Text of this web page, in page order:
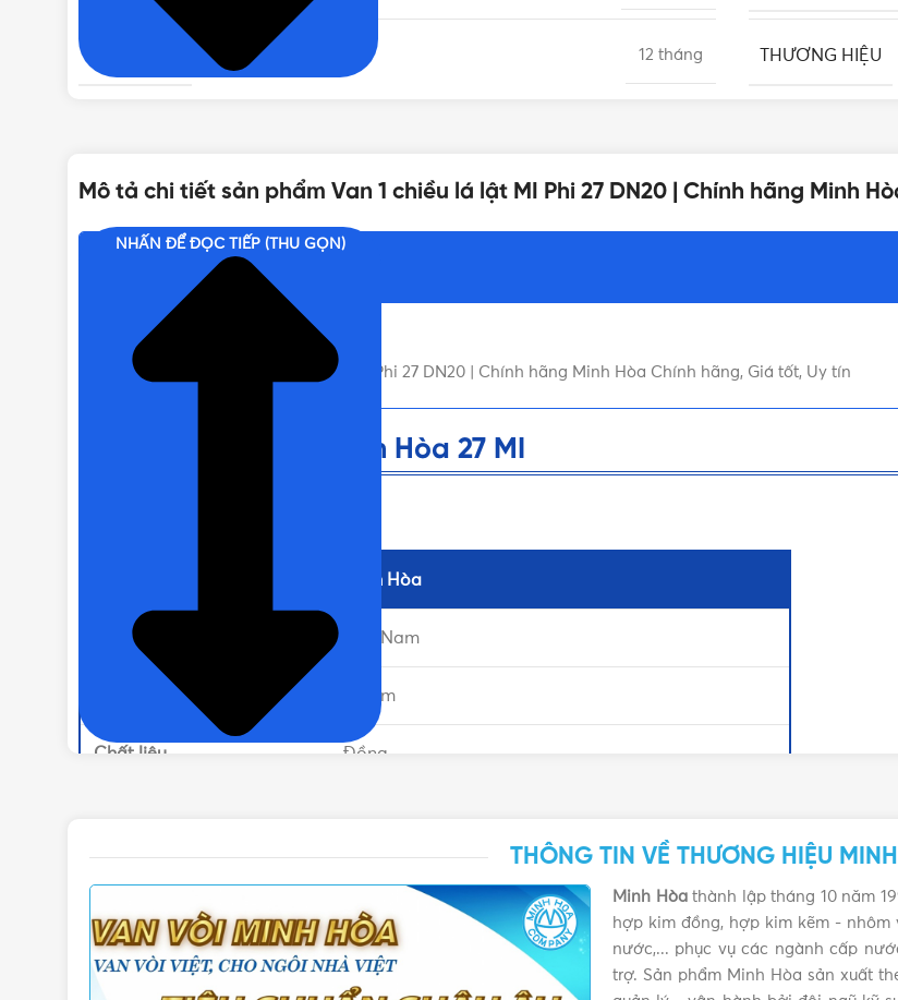
12 tháng THƯƠNG HIỆU
Mô tả chi tiết sản phẩm Van 1 chiều lá lật MI Phi 27 DN20 | Chính hãng Minh
Nội dung chính
Van 1 Chiều Đồng Minh Hòa 27 MI
Liên hệ mua Van 1 chiều lá lật MI Phi 27 DN20 | Chính hãng Minh Hòa Chính hãng, Giá tốt, Uy tín
Van 1 Chiều Đồng Minh Hòa 27 MI
Minh Hòa
Sản xuất tại Việt Nam
Đường kính 27 mm
Chất liệu Đồng
Nhiệt độ làm việc 120 độ C
128 gram
NHẤN ĐỂ ĐỌC TIẾP (THU GỌN)
THÔNG TIN VỀ THƯƠNG HIỆU
Minh Hòathành lập tháng 10 năm
hợp kim đồng, hợp kim kẽm -
nước,... phục vụ các ngành cấp
trợ. Sản phẩm Minh Hòa sản xuất